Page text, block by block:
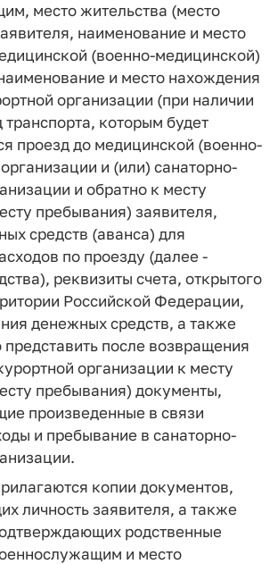
место жительства (место
наименование и место
(военно-медицинской)
и место нахождения
организации (при наличии
которым будет
проезд до медицинской (военно-
и (или) санаторно-
и обратно к месту
пребывания) заявителя,
средств (аванса) для
по проезду (далее -
реквизиты счета, открытого
Российской Федерации,
денежных средств, а также
представить после возвращения
организации к месту
пребывания) документы,
произведенные в связи
и пребывание в санаторно-
копии документов,
личность заявителя, а также
родственные
и место